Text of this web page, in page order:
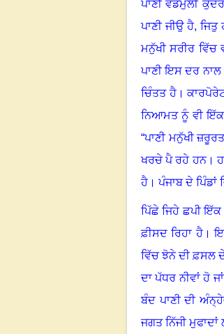
ਪਾਣੀ ਵਡਮੁੱਲੀ
ਪਾਣੀ ਜੀਉ ਹੈ, ਜਿਤੁ
ਮਨੁੱਖੀ ਸਰੀਰ ਵਿੱਚ
ਪਾਣੀ ਇਸ ਦਰ ਨਾਲ
ਚਿੰਤਤ ਹੈ।
ਨਿਆਮਤ ਨੂੰ ਵੀ
“ਪਾਣੀ ਮਨੁੱਖੀ
ਖਰਚੇ ਪੈ ਰਹੇ ਹਨ।
ਹੈ ।ਪੰਜਾਬ ਦੇ
ਪਿੱਛੇ ਜਿਹੇ ਛਪੀ
ਫ਼ੀਸਦ ਰਿਹਾ ਹੈ।
ਵਿੱਚ ਝੋਨੇ ਦੀ ਫ਼ਸਲ
ਦਾ ਪੱਧਰ ਨੀਵਾਂ ਹੋ
ਬੰਦ ਪਾਣੀ ਦੀ
ਜਗਤ ਨਿੱਜੀ